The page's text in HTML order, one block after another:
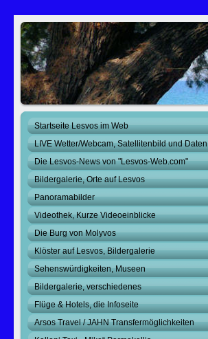
Startseite Lesvos im Web
LIVE Wetter/Webcam, Satellitenbild und Daten
Die Lesvos-News von "Lesvos-Web.com"
Bildergalerie, Orte auf Lesvos
Panoramabilder
Videothek, Kurze Videoeinblicke
Die Burg von Molyvos
Klöster auf Lesvos, Bildergalerie
Sehenswürdigkeiten, Museen
Bildergalerie, verschiedenes
Flüge & Hotels, die Infoseite
Arsos Travel / JAHN Transfermöglichkeiten